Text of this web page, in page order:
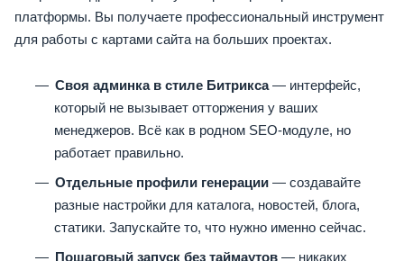
платформы. Вы получаете профессиональный инструмент
для работы с картами сайта на больших проектах.
Своя админка в стиле Битрикса— интерфейс,
который не вызывает отторжения у ваших
менеджеров. Всё как в родном SEO-модуле, но
работает правильно.
Отдельные профили генерации— создавайте
разные настройки для каталога, новостей, блога,
статики. Запускайте то, что нужно именно сейчас.
Пошаговый запуск без таймаутов— никаких